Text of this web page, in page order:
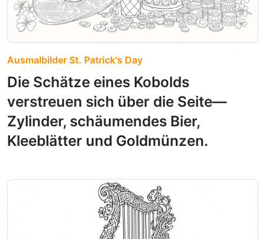
Ausmalbilder St. Patrick's Day
Die Schätze eines Kobolds
verstreuen sich über die Seite—
Zylinder, schäumendes Bier,
Kleeblätter und Goldmünzen.